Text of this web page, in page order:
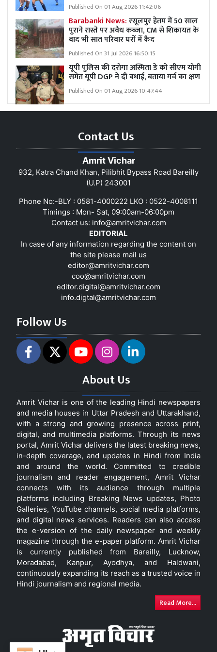
Published On 01 Aug 2026 11:42:06
Barabanki News:रसूलपुर हेतम में 50 साल
पुराने रास्ते पर अवैध कब्ज़ा, CM से शिकायत के
बाद भी सात परिवार घरों में कैद
Published On 31 Jul 2026 16:50:15
यूपी पुलिस की दरोगा अस्मिता डे को सीएम योगी
समेत यूपी DGP ने दी बधाई, बताया गर्व का क्षण
Published On 01 Aug 2026 10:47:44
Contact Us
Amrit Vichar
932, Katra Chand Khan, Pilibhit Bypass Road Bareilly
(U.P) 243001
Phone No:-BLY : 0581-4000222 LKO : 0522-4008111
Timings : Mon- Sat, 09:00am-06:00pm
Contact us: info@amritvichar.com
EDITORIAL
In case of any information regarding the content on
the site please mail us
editor@amritvichar.com
coo@amritvichar.com
editor.digital@amritvichar.com
info.digtal@amritvichar.com
Follow Us
About Us
Amrit Vichar is one of the leading Hindi newspapers
and media houses in Uttar Pradesh and Uttarakhand,
with a strong and growing presence across print,
digital, and multimedia platforms. Through its news
portal, Amrit Vichar delivers the latest breaking news,
in-depth coverage, and updates in Hindi from India
and around the world. Committed to credible
journalism and reader engagement, Amrit Vichar
connects with its audience through multiple
platforms including Breaking News updates, Photo
Galleries, YouTube channels, social media platforms,
and digital news services. Readers can also access
the e-version of the daily newspaper and weekly
magazine through the e-paper platform. Amrit Vichar
is currently published from Bareilly, Lucknow,
Moradabad, Kanpur, Ayodhya, and Haldwani,
continuously expanding its reach as a trusted voice in
Hindi journalism and regional media.
Read More...